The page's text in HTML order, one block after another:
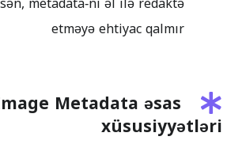
etməyə ehtiyac qalmır
Metadata əsas
xüsusiyyətləri